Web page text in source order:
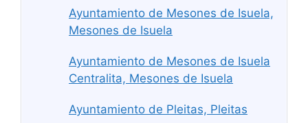
Ayuntamiento de Mesones de Isuela,
Mesones de Isuela
Ayuntamiento de Mesones de Isuela
Centralita, Mesones de Isuela
Ayuntamiento de Pleitas, Pleitas